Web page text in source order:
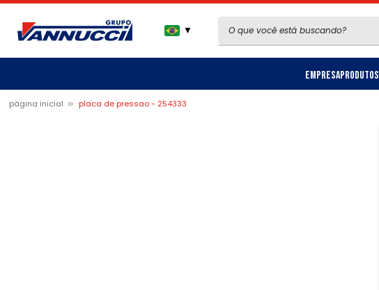
▼
EmpresaProdutos
página inicial placa de pressao - 254333